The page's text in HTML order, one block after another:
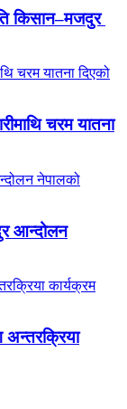
किसान–मजदुर
चरम यातना
आन्दोलन
अन्तरक्रिया